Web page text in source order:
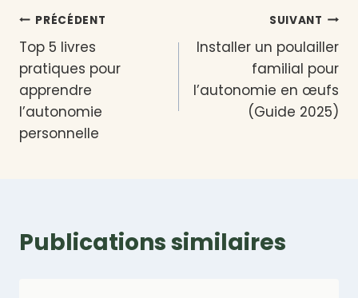
Navigation
de
l’article
PRÉCÉDENT
Top 5 livres
pratiques pour
apprendre
l’autonomie
personnelle
SUIVANT
Installer un poulailler
familial pour
l’autonomie en œufs
(Guide 2025)
Publications similaires